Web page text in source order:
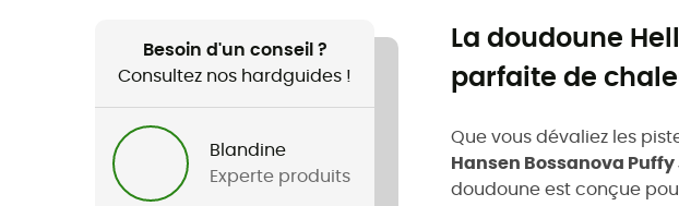
Besoin d'un conseil ?
Consultez nos hardguides !
Blandine
Experte produits
La doudoune
parfaite de
Que vous dévaliez les
Hansen Bossanova
doudoune est conçue